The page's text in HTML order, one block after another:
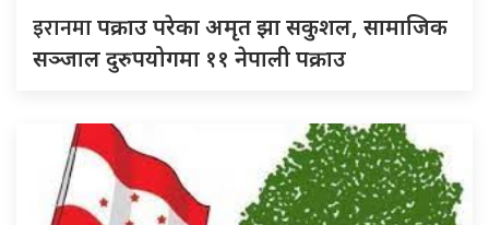
इरानमापक्राउ परेका अमृत झा सकुशल, सामाजिक
सञ्जाल दुरुपयोगमा ११ नेपाली पक्राउ